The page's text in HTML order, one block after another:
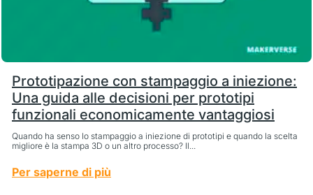
Prototipazione con stampaggio a iniezione:
Una guida alle decisioni per prototipi
funzionali economicamente vantaggiosi
Quando ha senso lo stampaggio a iniezione di prototipi e quando la scelta
migliore è la stampa 3D o un altro processo? Il...
Per saperne di più